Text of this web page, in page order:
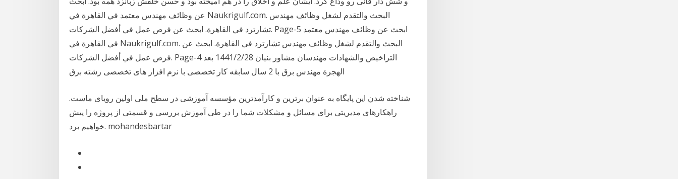
عن وظائف مهندس معتمد في القاهرة في Naukrigulf.com. البحث والتقدم لشغل وظائف مهندس
تشارترد في القاهرة. ابحث عن فرص عمل في أفضل الشركات. Page-5 ابحث عن وظائف مهندس معتمد
في القاهرة في Naukrigulf.com. البحث والتقدم لشغل وظائف مهندس تشارترد في القاهرة. ابحث عن
فرص عمل في أفضل الشركات. Page-4 التراخیص والشهادات مهندسان مشاور بنیان 28‏‏/2‏‏/1441 بعد
الهجرة مهندس برق با 2 سال سابقه کار تخصصی با نرم افزار های تخصصی رشته برق
شناخته شدن این پایگاه به عنوان برترین و کارآمدترین مؤسسه آموزشی در سطح ملی اولین رویای ماست.
راهکارهای مدیریتی برای مسائل و مشکلات شما را در طی آموزش بررسی و قسمتی از پروژه را پیش
خواهیم برد. mohandesbartar